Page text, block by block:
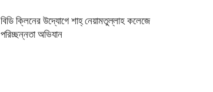
বিডি ক্লিনের উদ্যোগে শাহ্ নেয়ামতুল্লাহ কলেজে
পরিচ্ছন্নতা অভিযান